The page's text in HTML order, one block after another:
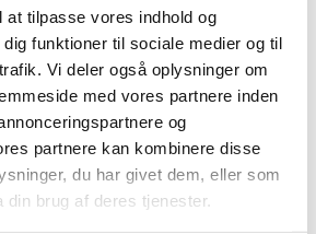
at tilpasse vores indhold og
funktioner til sociale medier og til
Vi deler også oplysninger om
med vores partnere inden
og
partnere kan kombinere disse
du har givet dem, eller som
din brug af deres tjenester.